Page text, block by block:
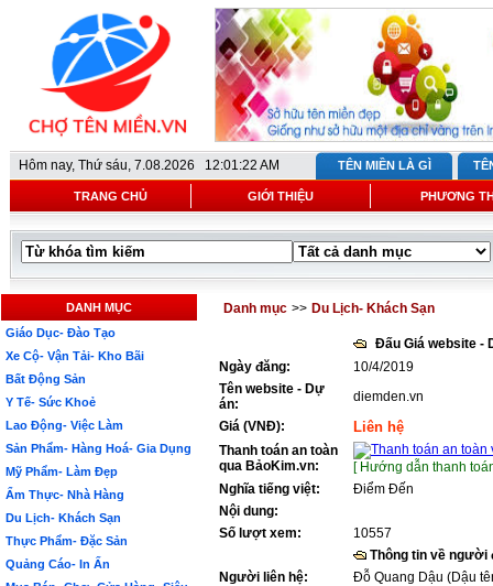
Hôm nay, Thứ sáu, 7.08.2026 12:01:22 AM TÊN MIỀN LÀ GÌ
TRANG CHỦ GIỚI THIỆU PHƯƠNG
DANH MỤC
Giáo Dục- Đào Tạo
Xe Cộ- Vận Tải- Kho Bãi
Bất Động Sản
Y Tế- Sức Khoẻ
Lao Động- Việc Làm
Sản Phẩm- Hàng Hoá- Gia Dụng
Mỹ Phẩm- Làm Đẹp
Ẩm Thực- Nhà Hàng
Du Lịch- Khách Sạn
Thực Phẩm- Đặc Sản
Quảng Cáo- In Ấn
Danh mục >> Du Lịch- Khách Sạn
Đấu Giá website -
Ngày đăng:
10/4/2019
Tên website - Dự
án:
diemden.vn
Giá (VNĐ):
Liên hệ
Thanh toán an toàn
qua BảoKim.vn:
[ Hướng dẫn thanh
Nghĩa tiếng việt:
Điểm Đến
Nội dung:
Số lượt xem:
10557
Thông tin về người
Người liên hệ:
Đỗ Quang Dậu (Dậu